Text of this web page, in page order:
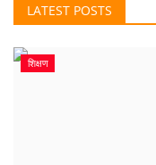
LATEST POSTS
शिक्षण